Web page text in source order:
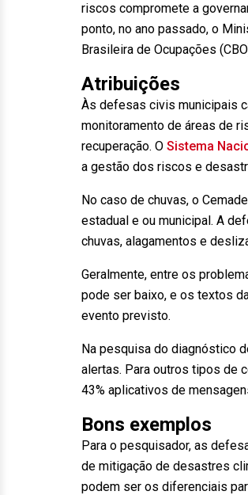
riscos compromete a
ponto, no ano passado, o
Brasileira de Ocupações
Atribuições
Às defesas civis municipais
monitoramento de áreas de
recuperação. O Sistema
a gestão dos riscos e
No caso de chuvas, o
estadual e ou municipal. A
chuvas, alagamentos e
Geralmente, entre os
pode ser baixo, e os textos
evento previsto.
Na pesquisa do diagnóstico
alertas. Para outros tipos de
43% aplicativos de
Bons exemplos
Para o pesquisador, as
de mitigação de desastres
podem ser os diferenciais